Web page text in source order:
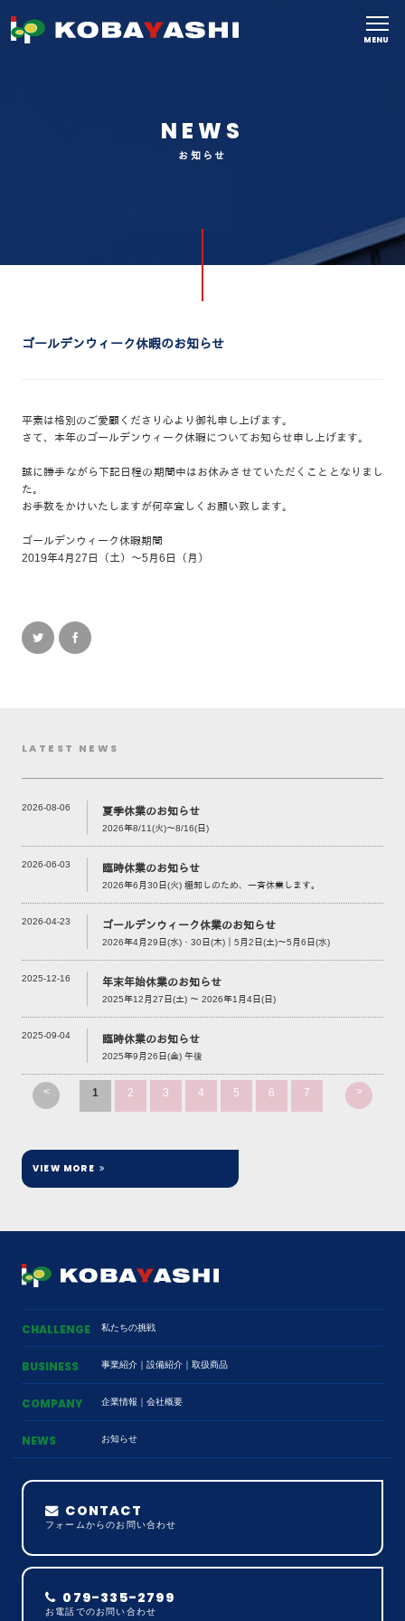
MENU
NEWS
お知らせ
ゴールデンウィーク休暇のお知らせ
平素は格別のご愛顧くださり心より御礼申し上げます。
さて、本年のゴールデンウィーク休暇についてお知らせ申し上げます。
誠に勝手ながら下記日程の期間中はお休みさせていただくこととなりまし
た。
お手数をかけいたしますが何卒宜しくお願い致します。
ゴールデンウィーク休暇期間
2019年4月27日（土）～5月6日（月）
LATEST NEWS
2026-08-06 夏季休業のお知らせ
2026年8/11(火)～8/16(日)
2026-06-03 臨時休業のお知らせ
2026年6月30日(火) 棚卸しのため、一斉休業します。
2026-04-23 ゴールデンウィーク休業のお知らせ
2026年4月29日(水)・30日(木)｜5月2日(土)～5月6日(水)
2025-12-16 年末年始休業のお知らせ
2025年12月27日(土) ～ 2026年1月4日(日)
2025-09-04 臨時休業のお知らせ
2025年9月26日(金) 午後
< 1 2 3 4 5 6 7 >
VIEW MORE
CHALLENGE 私たちの挑戦
BUSINESS 事業紹介 ｜ 設備紹介 ｜ 取扱商品
COMPANY 企業情報 ｜ 会社概要
NEWS お知らせ
CONTACT
フォームからのお問い合わせ
079-335-2799
お電話でのお問い合わせ